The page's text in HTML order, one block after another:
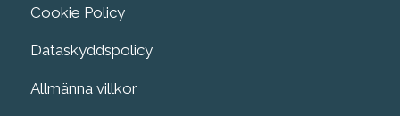
Cookie Policy
Dataskyddspolicy
Allmänna villkor